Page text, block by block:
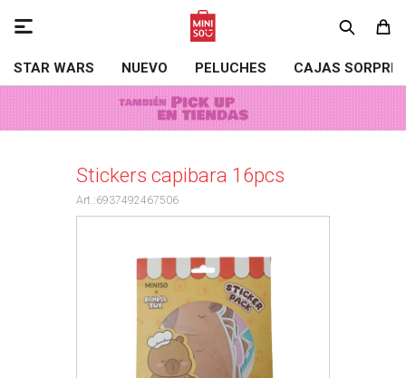
STAR WARS NUEVO PELUCHES CAJAS

Stickers capibara 16pcs
6937492467506